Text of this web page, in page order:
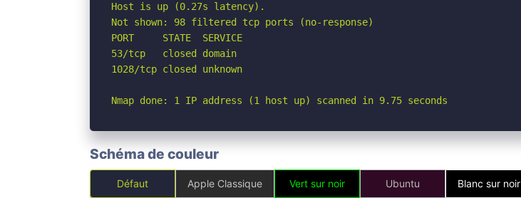
Host is up (0.27s latency).
Not shown: 98 filtered tcp ports (no-response)
PORT     STATE  SERVICE
53/tcp   closed domain
1028/tcp closed unknown
Nmap done: 1 IP address (1 host up) scanned in 9.75 seconds
Schéma de couleur
Défaut Apple Classique Vert sur noir Ubuntu Blanc sur noir